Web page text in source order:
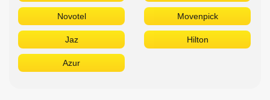
Novotel Movenpick
Jaz Hilton
Azur